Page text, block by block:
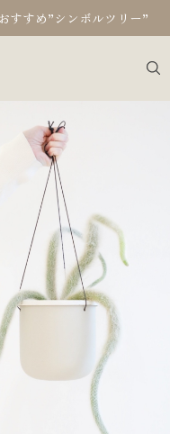
すすめ”シンボルツリー”